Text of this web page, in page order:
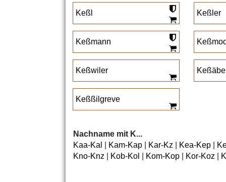
Keßl Keßler
Keßmann
Keßwiler
Keßßilgreve
Nachname mit K...
Kaa-Kal
Kam-Kap Kar-Kz Kea-Kep
Kno-Knz
Kob-Kol Kom-Kop Kor-Koz